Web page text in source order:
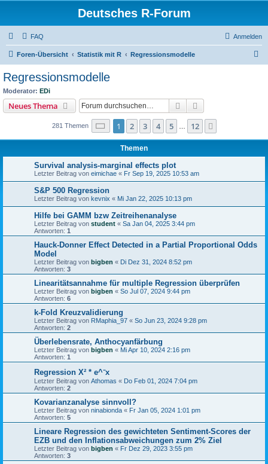
Deutsches R-Forum
FAQ Anmelden
Foren-Übersicht Statistik mit R Regressionsmodelle
Regressionsmodelle
Moderator: EDi
Neues Thema Suche
281 Themen Seite 1von 12
1 2 3 4 5 12
Themen
Survival analysis-marginal effects plot
Letzter Beitrag von eimichae « Fr Sep 19, 2025 10:53 am
S&P 500 Regression
Letzter Beitrag von kevnix « Mi Jan 22, 2025 10:13 pm
Hilfe bei GAMM bzw Zeitreihenanalyse
Letzter Beitrag von student « Sa Jan 04, 2025 3:44 pm
Antworten: 1
Hauck-Donner Effect Detected in a Partial Proportional Odds
Model
Letzter Beitrag von bigben « Di Dez 31, 2024 8:52 pm
Antworten: 3
Linearitätsannahme für multiple Regression überprüfen
Letzter Beitrag von bigben « So Jul 07, 2024 9:44 pm
Antworten: 6
k-Fold Kreuzvalidierung
Letzter Beitrag von RMaphia_97 « So Jun 23, 2024 9:28 pm
Antworten: 2
Überlebensrate, Anthocyanfärbung
Letzter Beitrag von bigben « Mi Apr 10, 2024 2:16 pm
Antworten: 1
Regression X² * e^⁻x
Letzter Beitrag von Athomas « Do Feb 01, 2024 7:04 pm
Antworten: 2
Kovarianzanalyse sinnvoll?
Letzter Beitrag von ninabionda « Fr Jan 05, 2024 1:01 pm
Antworten: 5
Lineare Regression des gewichteten Sentiment-Scores der
EZB und den Inflationsabweichungen zum 2% Ziel
Letzter Beitrag von bigben « Fr Dez 29, 2023 3:55 pm
Antworten: 3